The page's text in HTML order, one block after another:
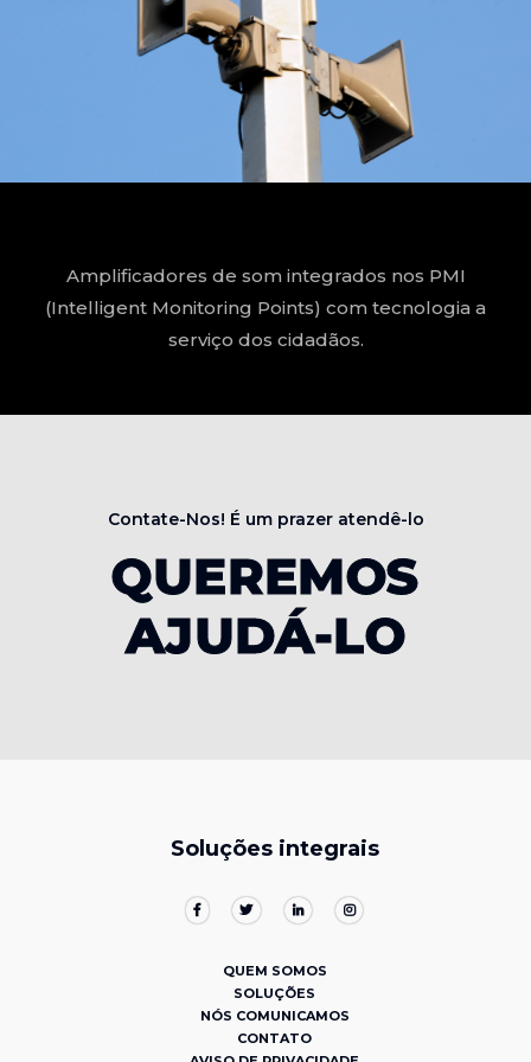
Amplificadores de som integrados nos PMI
(Intelligent Monitoring Points) com tecnologia a
serviço dos cidadãos.
QUEREMOS
AJUDÁ-LO
Contate-Nos! É um prazer atendê-lo
Soluções integrais
QUEM SOMOS
SOLUÇÕES
NÓS COMUNICAMOS
CONTATO